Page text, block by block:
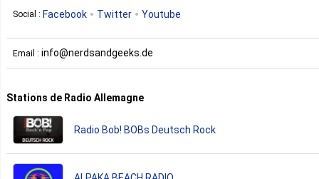
Social : Facebook Twitter Youtube
Email : info@nerdsandgeeks.de
Stations de Radio Allemagne
Radio Bob! BOBs Deutsch Rock